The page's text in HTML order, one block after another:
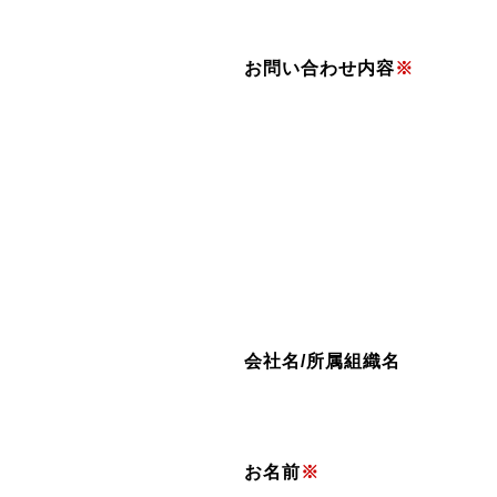
お問い合わせ内容※
会社名/所属組織名
お名前※